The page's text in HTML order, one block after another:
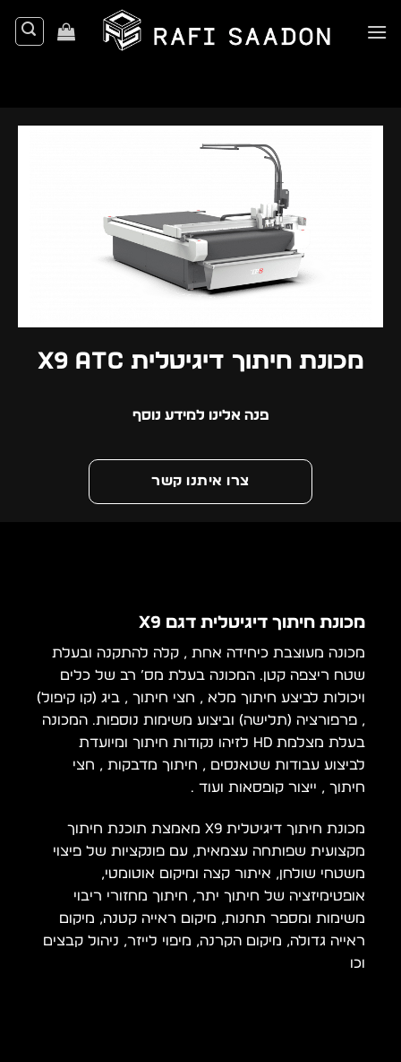
to
מכונת חיתוך דיגיטלית X9 ATC
פנה אלינו למידע נוסף
צרו איתנו קשר
מכונת חיתוך דיגיטלית דגם X9
מכונה מעוצבת כיחידה אחת , קלה להתקנה ובעלת
שטח ריצפה קטן. המכונה בעלת מס’ רב של כלים
ויכולות לביצע חיתוך מלא , חצי חיתוך , ביג (קו קיפול)
, פרפורציה (תלישה) וביצוע משימות נוספות. המכונה
בעלת מצלמת HD לזיהו נקודות חיתוך ומיועדת
לביצוע עבודות שטאנסים , חיתוך מדבקות , חצי
חיתוך , ייצור קופסאות ועוד …
מכונת חיתוך דיגיטלית X9 מאמצת תוכנת חיתוך
מקצועית שפותחה עצמאית, עם פונקציות של פיצוי
משטחי שולחן, איתור קצה ומיקום אוטומטי,
אופטימיזציה של חיתוך יתר, חיתוך מחזורי ריבוי
משימות ומספר תחנות, מיקום ראייה קטנה, מיקום
ראייה גדולה, מיקום הקרנה, מיפוי לייזר, ניהול קבצים
וכו